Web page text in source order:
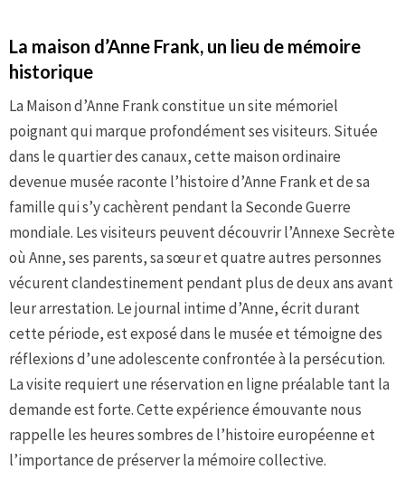
La maison d’Anne Frank, un lieu de mémoire
historique
La Maison d’Anne Frank constitue un site mémoriel
poignant qui marque profondément ses visiteurs. Située
dans le quartier des canaux, cette maison ordinaire
devenue musée raconte l’histoire d’Anne Frank et de sa
famille qui s’y cachèrent pendant la Seconde Guerre
mondiale. Les visiteurs peuvent découvrir l’Annexe Secrète
où Anne, ses parents, sa sœur et quatre autres personnes
vécurent clandestinement pendant plus de deux ans avant
leur arrestation. Le journal intime d’Anne, écrit durant
cette période, est exposé dans le musée et témoigne des
réflexions d’une adolescente confrontée à la persécution.
La visite requiert une réservation en ligne préalable tant la
demande est forte. Cette expérience émouvante nous
rappelle les heures sombres de l’histoire européenne et
l’importance de préserver la mémoire collective.